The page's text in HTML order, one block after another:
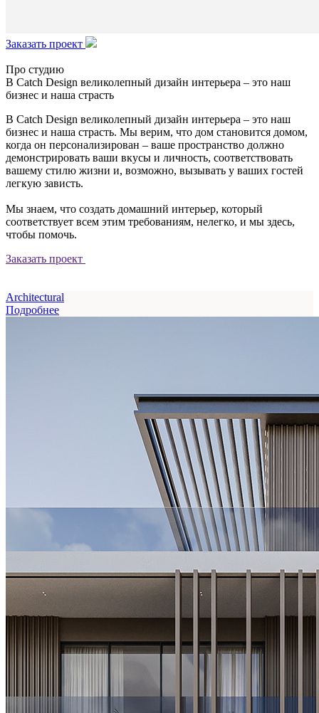
Заказать проект
Про студию
В Catch Design великолепный дизайн интерьера – это наш
бизнес и наша страсть
В Catch Design великолепный дизайн интерьера – это наш
бизнес и наша страсть. Мы верим, что дом становится домом,
когда он персонализирован – ваше пространство должно
демонстрировать ваши вкусы и личность, соответствовать
вашему стилю жизни и, возможно, вызывать у ваших гостей
легкую зависть.
Мы знаем, что создать домашний интерьер, который
соответствует всем этим требованиям, нелегко, и мы здесь,
чтобы помочь.
Заказать проект
Architectural
Подробнее